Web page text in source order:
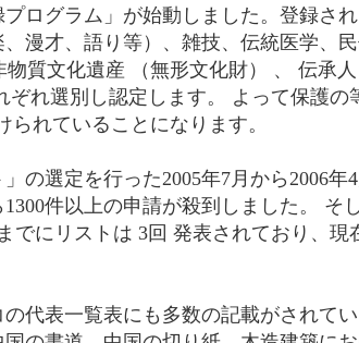
ログラム」が始動しました。登録され
漫才、語り等）、雑技、伝統医学、
質文化遺産 （無形文化財） 、 伝承
ぞれ選別し認定します。 よって保護の
れていることになります。
の選定を行った2005年7月から2006年
件以上の申請が殺到しました。 そ
でにリストは 3回 発表されており、現
代表一覧表にも多数の記載がされて